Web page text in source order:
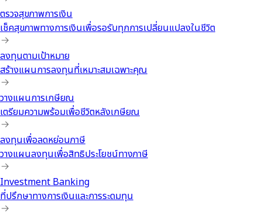
ตรวจสุขภาพการเงิน
เช็คสุขภาพทางการเงินเพื่อรอรับทุกการเปลี่ยนแปลงในชีวิต
ลงทุนตามเป้าหมาย
สร้างแผนการลงทุนที่เหมาะสมเฉพาะคุณ
วางแผนการเกษียณ
เตรียมความพร้อมเพื่อชีวิตหลังเกษียณ
ลงทุนเพื่อลดหย่อนภาษี
วางแผนลงทุนเพื่อสิทธิประโยชน์ทางภาษี
Investment Banking
ที่ปรึกษาทางการเงินและการระดมทุน